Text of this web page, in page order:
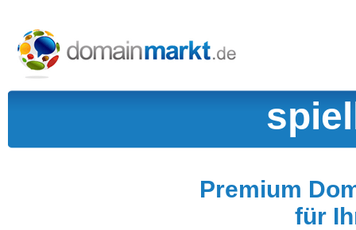
Premium
für